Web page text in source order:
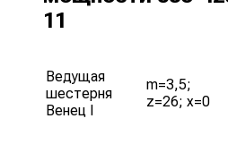
11
Ведущая
шестерня
Венец I
m=3,5;
z=26; x=0